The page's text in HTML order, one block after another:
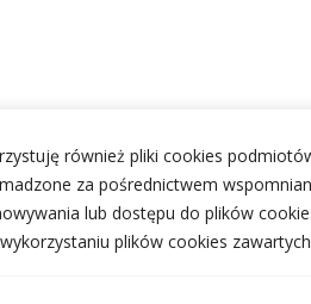
również pliki cookies
za pośrednictwem
lub dostępu do plików
plików cookies